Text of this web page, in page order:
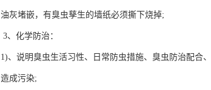
油灰堵嵌，有臭虫孳生的墙纸必须撕下烧掉;
3、化学防治：
1)、说明臭虫生活习性、日常防虫措施、臭虫防治配合
造成污染;